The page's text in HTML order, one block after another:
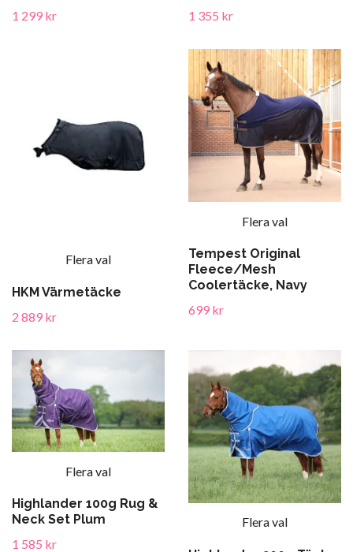
1 299 kr
1 355 kr
Flera val
HKM Värmetäcke
2 889 kr
Flera val
Tempest Original
Fleece/Mesh
Coolertäcke, Navy
699 kr
Flera val
Highlander 100g Rug &
Neck Set Plum
1 585 kr
Flera val